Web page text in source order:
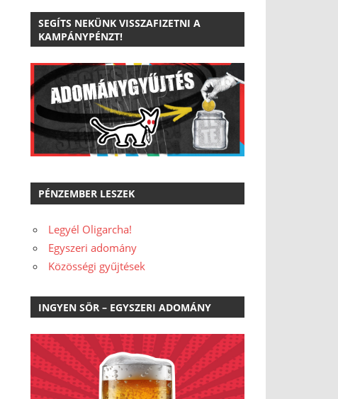
SEGÍTS NEKÜNK VISSZAFIZETNI A
KAMPÁNYPÉNZT!
PÉNZEMBER LESZEK
Legyél Oligarcha!
Egyszeri adomány
Közösségi gyűjtések
INGYEN SÖR – EGYSZERI ADOMÁNY